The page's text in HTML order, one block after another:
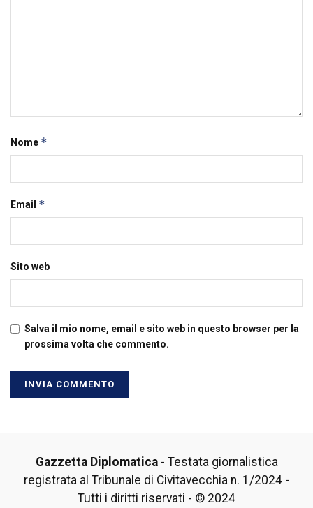
Nome *
Email *
Sito web
Salva il mio nome, email e sito web in questo browser per la
prossima volta che commento.
Gazzetta Diplomatica- Testata giornalistica
registrata al Tribunale di Civitavecchia n. 1/2024 -
Tutti i diritti riservati - © 2024